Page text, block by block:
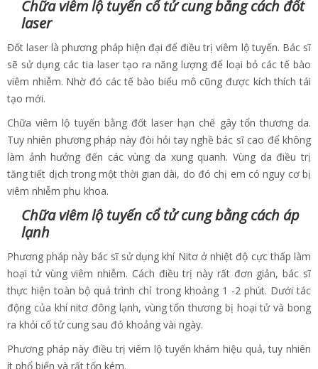
Chữa viêm lộ tuyến cổ tử cung bằng cách đốt
laser
Đốt laser là phương pháp hiện đại để điều trị viêm lộ tuyến. Bác sĩ
sẽ sử dụng các tia laser tạo ra năng lượng để loại bỏ các tế bào
viêm nhiễm. Nhờ đó các tế bào biểu mô cũng được kích thích tái
tạo mới.
Chữa viêm lộ tuyến bằng đốt laser hạn chế gây tổn thương da.
Tuy nhiên phương pháp này đòi hỏi tay nghề bác sĩ cao để không
làm ảnh hưởng đến các vùng da xung quanh. Vùng da điều trị
tăng tiết dịch trong một thời gian dài, do đó chị em có nguy cơ bị
viêm nhiễm phụ khoa.
Chữa viêm lộ tuyến cổ tử cung bằng cách áp
lạnh
Phương pháp này bác sĩ sử dụng khí Nitơ ở nhiệt độ cực thấp làm
hoại tử vùng viêm nhiễm. Cách điều trị này rất đơn giản, bác sĩ
thực hiện toàn bộ quá trình chỉ trong khoảng 1 -2 phút. Dưới tác
động của khí nitơ đông lạnh, vùng tổn thương bị hoại tử và bong
ra khỏi cổ tử cung sau đó khoảng vài ngày.
Phương pháp này điều trị viêm lộ tuyến khám hiệu quả, tuy nhiên
ít phổ biến và rất tốn kém.